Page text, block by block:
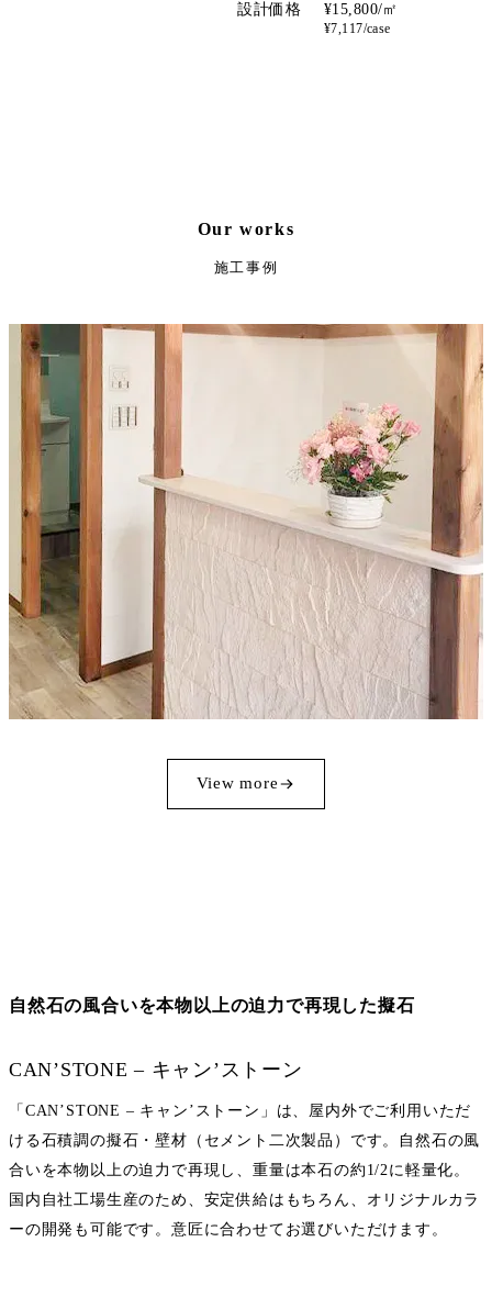
設計価格 ¥15,800/㎡
¥7,117/case
Our works
施工事例
View more
自然石の風合いを本物以上の迫力で再現した擬石
CAN’STONE – キャン’ストーン
「CAN’STONE – キャン’ストーン」は、屋内外でご利用いただ
ける石積調の擬石・壁材（セメント二次製品）です。自然石の風
合いを本物以上の迫力で再現し、重量は本石の約1/2に軽量化。
国内自社工場生産のため、安定供給はもちろん、オリジナルカラ
ーの開発も可能です。意匠に合わせてお選びいただけます。